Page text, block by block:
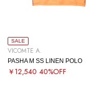
SALE
VICOMTE A.
PASHA M SS LINEN POLO
￥12,540 40%OFF